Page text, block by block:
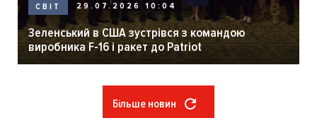
СВІТ 29.07.2026 10:04
Зеленський в США зустрівся з командою
виробника F-16 і ракет до Patriot
Більше новин